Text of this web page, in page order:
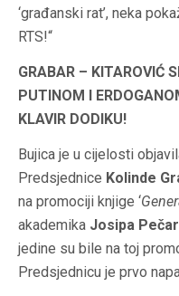
‘građanski rat’, neka
RTS!“
GRABAR – KITAROVIĆ
PUTINOM I
KLAVIR DODIKU!
Bujica je u cijelosti
Predsjednice Kolinde
na promociji knjige ‘
akademika Josipa
jedine su bile na toj
Predsjednicu je prvo